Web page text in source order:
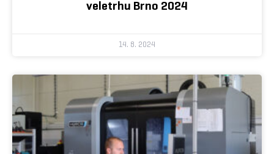
veletrhu Brno 2024
14. 8. 2024